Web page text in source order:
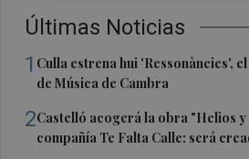
Últimas Noticias
1 Culla estrena hui 'Ressonàncies',
de Música de Cambra
2Castelló acogerá la obra "Helios y
compañía Te Falta Calle: será